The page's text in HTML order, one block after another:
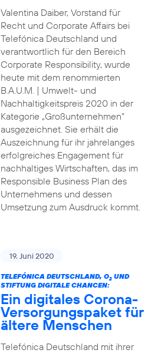
Valentina Daiber, Vorstand für
Recht und Corporate Affairs bei
Telefónica Deutschland und
verantwortlich für den Bereich
Corporate Responsibility, wurde
heute mit dem renommierten
B.A.U.M. | Umwelt- und
Nachhaltigkeitspreis 2020 in der
Kategorie „Großunternehmen“
ausgezeichnet. Sie erhält die
Auszeichnung für ihr jahrelanges
erfolgreiches Engagement für
nachhaltiges Wirtschaften, das im
Responsible Business Plan des
Unternehmens und dessen
Umsetzung zum Ausdruck kommt.
19. Juni 2020
TELEFÓNICA DEUTSCHLAND, O2UND
STIFTUNG DIGITALE CHANCEN:
Ein digitales Corona-
Versorgungspaket für
ältere Menschen
Telefónica Deutschland mit ihrer